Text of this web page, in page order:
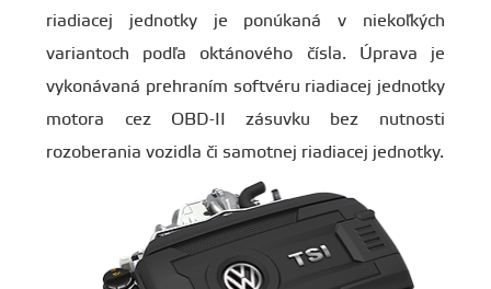
riadiacej jednotky je ponúkaná v niekoľkých
variantoch podľa oktánového čísla. Úprava je
vykonávaná prehraním softvéru riadiacej jednotky
motora cez OBD-II zásuvku bez nutnosti
rozoberania vozidla či samotnej riadiacej jednotky.